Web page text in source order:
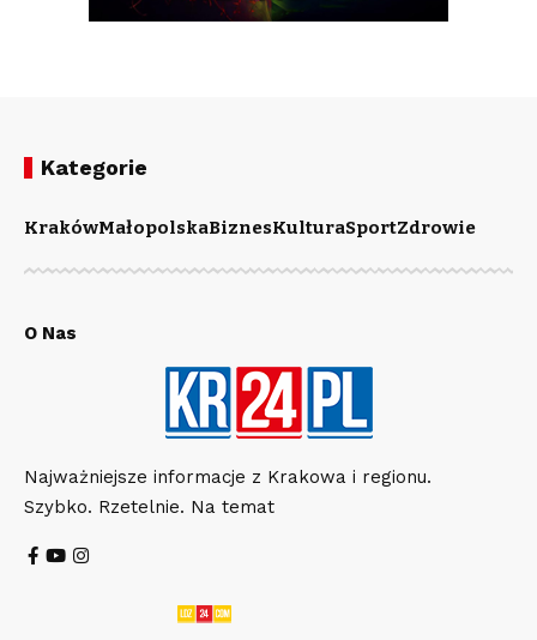
Kategorie
KrakówMałopolskaBiznesKulturaSportZdrowie
O Nas
Najważniejsze informacje z Krakowa i regionu.
Szybko. Rzetelnie. Na temat